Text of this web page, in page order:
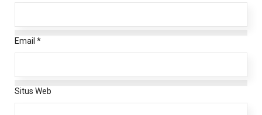
Email *
Situs Web